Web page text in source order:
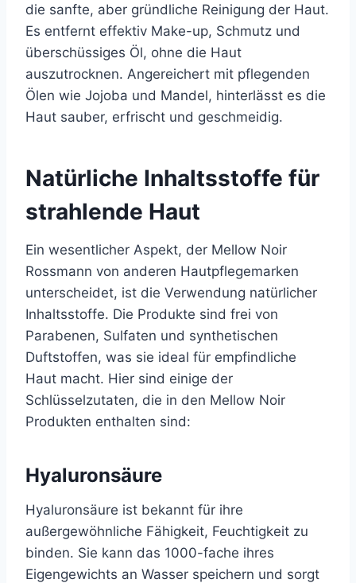
die sanfte, aber gründliche Reinigung der Haut.
Es entfernt effektiv Make-up, Schmutz und
überschüssiges Öl, ohne die Haut
auszutrocknen. Angereichert mit pflegenden
Ölen wie Jojoba und Mandel, hinterlässt es die
Haut sauber, erfrischt und geschmeidig.
Natürliche Inhaltsstoffe für
strahlende Haut
Ein wesentlicher Aspekt, der Mellow Noir
Rossmann von anderen Hautpflegemarken
unterscheidet, ist die Verwendung natürlicher
Inhaltsstoffe. Die Produkte sind frei von
Parabenen, Sulfaten und synthetischen
Duftstoffen, was sie ideal für empfindliche
Haut macht. Hier sind einige der
Schlüsselzutaten, die in den Mellow Noir
Produkten enthalten sind:
Hyaluronsäure
Hyaluronsäure ist bekannt für ihre
außergewöhnliche Fähigkeit, Feuchtigkeit zu
binden. Sie kann das 1000-fache ihres
Eigengewichts an Wasser speichern und sorgt